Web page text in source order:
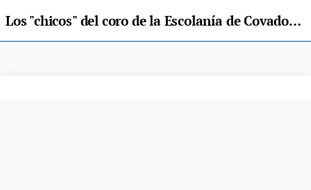
Los "chicos" del coro de la Escolanía de Covadonga, auténticos protagonistas del Día de Asturias